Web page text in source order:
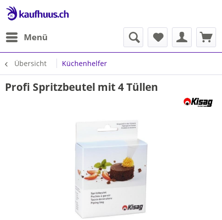
Menü
Übersicht Küchenhelfer
Profi Spritzbeutel mit 4 Tüllen